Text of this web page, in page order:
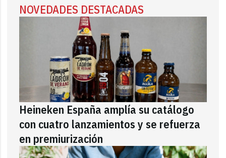
NOVEDADES DESTACADAS
Heineken España amplía su catálogo
con cuatro lanzamientos y se refuerza
en premiurización